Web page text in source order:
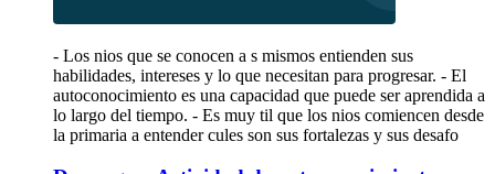
- Los nios que se conocen a s mismos entienden sus
habilidades, intereses y lo que necesitan para progresar. - El
autoconocimiento es una capacidad que puede ser aprendida a
lo largo del tiempo. - Es muy til que los nios comiencen desde
la primaria a entender cules son sus fortalezas y sus desafo